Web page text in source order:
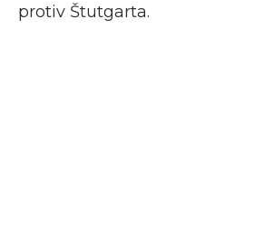
protiv Štutgarta.